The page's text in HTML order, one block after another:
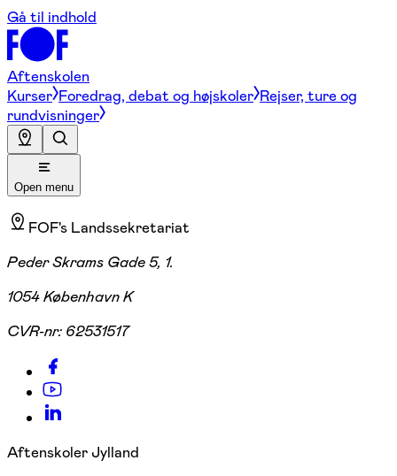
Gå til indhold
Aftenskolen
Kurser Foredrag, debat og højskoler Rejser, ture og
rundvisninger
Open menu
FOF's Landssekretariat
Peder Skrams Gade 5, 1.
1054 København K
CVR-nr: 62531517
Aftenskoler Jylland